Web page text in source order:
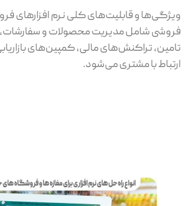
ویژگی‌ها و قابلیت‌های کلی نرم افزارهای
فروشی شامل مدیریت محصولات و سفارشات،
تامین، تراکنش‌های مالی، کمپین‌های
ارتباط با مشتری می‌شود.